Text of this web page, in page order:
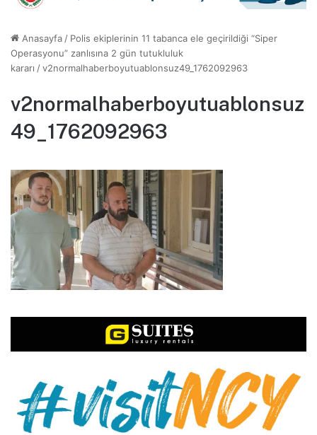
Anasayfa / Polis ekiplerinin 11 tabanca ele geçirildiği “Siper
Operasyonu” zanlısına 2 gün tutukluluk
kararı /v2normalhaberboyutuablonsuz49_1762092963
v2normalhaberboyutuablonsuz
49_1762092963